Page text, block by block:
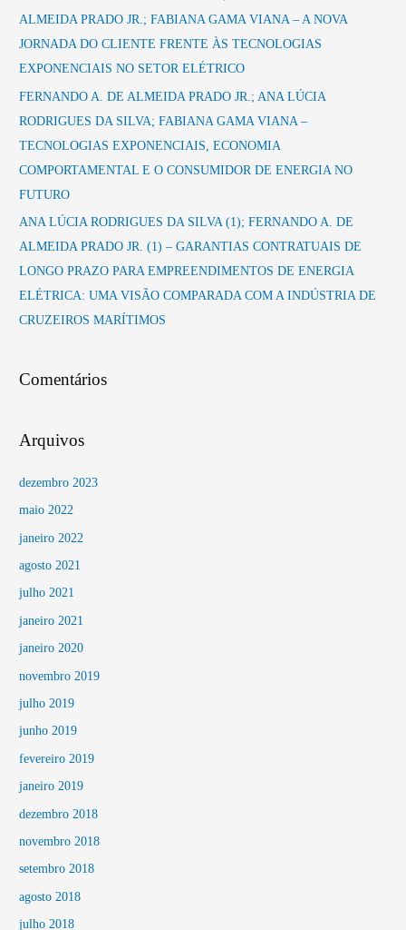
ALMEIDA PRADO JR.; FABIANA GAMA VIANA – A NOVA
JORNADA DO CLIENTE FRENTE ÀS TECNOLOGIAS
EXPONENCIAIS NO SETOR ELÉTRICO
FERNANDO A. DE ALMEIDA PRADO JR.; ANA LÚCIA
RODRIGUES DA SILVA; FABIANA GAMA VIANA –
TECNOLOGIAS EXPONENCIAIS, ECONOMIA
COMPORTAMENTAL E O CONSUMIDOR DE ENERGIA NO
FUTURO
ANA LÚCIA RODRIGUES DA SILVA (1); FERNANDO A. DE
ALMEIDA PRADO JR. (1) – GARANTIAS CONTRATUAIS DE
LONGO PRAZO PARA EMPREENDIMENTOS DE ENERGIA
ELÉTRICA: UMA VISÃO COMPARADA COM A INDÚSTRIA DE
CRUZEIROS MARÍTIMOS
Comentários
Arquivos
dezembro 2023
maio 2022
janeiro 2022
agosto 2021
julho 2021
janeiro 2021
janeiro 2020
novembro 2019
julho 2019
junho 2019
fevereiro 2019
janeiro 2019
dezembro 2018
novembro 2018
setembro 2018
agosto 2018
julho 2018